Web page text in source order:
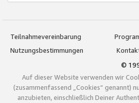
Teilnahmevereinbarung
Nutzungsbestimmungen
©
Auf dieser Website verwenden wir
(zusammenfassend „Cookies“ genannt)
anzubieten, einschließlich Deiner